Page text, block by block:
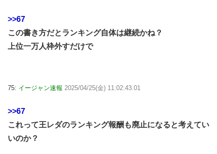
>>67
この書き方だとランキング自体は継続かね？
上位一万人枠外すだけで
75: イージャン速報 2025/04/25(金) 11:02:43.01
>>67
これって王レダのランキング報酬も廃止になると考えてい
いのか？